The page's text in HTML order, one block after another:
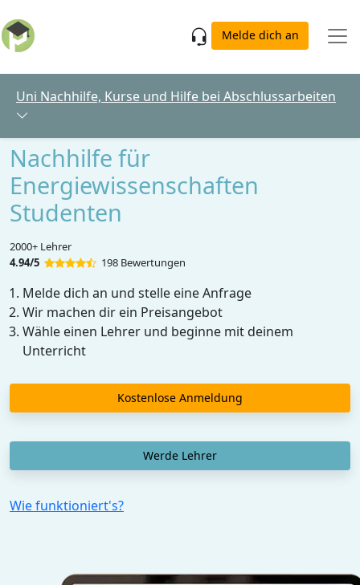
Melde dich an
Uni Nachhilfe, Kurse und Hilfe bei Abschlussarbeiten
Nachhilfe für
Energiewissenschaften
Studenten
2000+ Lehrer
4.94/5
198 Bewertungen
Melde dich an und stelle eine Anfrage
Wir machen dir ein Preisangebot
Wähle einen Lehrer und beginne mit deinem
Unterricht
Kostenlose Anmeldung
Werde Lehrer
Wie funktioniert's?